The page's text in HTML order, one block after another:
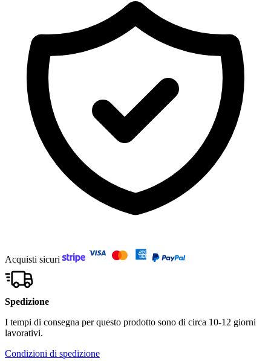
Acquisti sicuri
Spedizione
I tempi di consegna per questo prodotto sono di circa 10-12 giorni
lavorativi.
Condizioni di spedizione